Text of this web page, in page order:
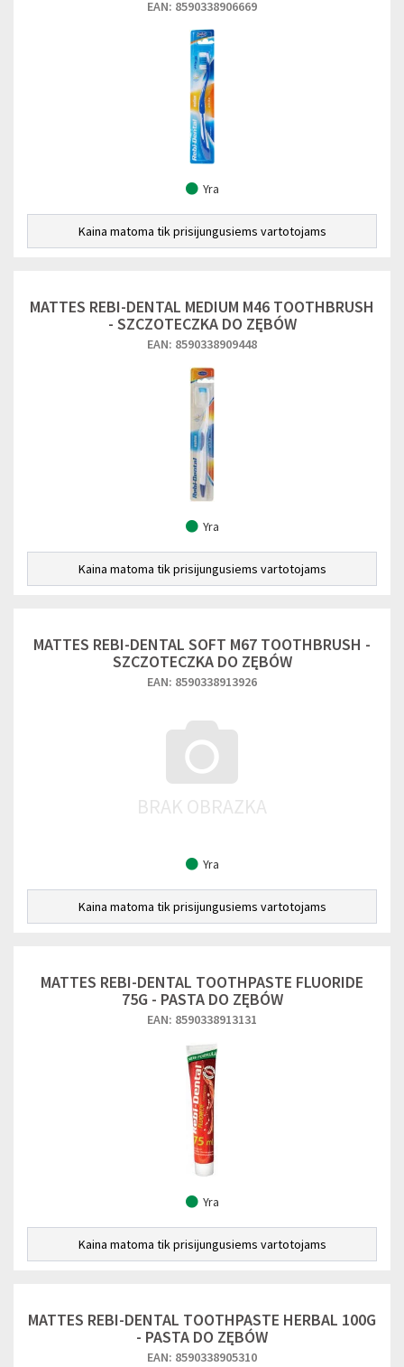
EAN: 8590338906669
Yra
Kaina matoma tik prisijungusiems vartotojams
MATTES REBI-DENTAL MEDIUM M46 TOOTHBRUSH
- SZCZOTECZKA DO ZĘBÓW
EAN: 8590338909448
Yra
Kaina matoma tik prisijungusiems vartotojams
MATTES REBI-DENTAL SOFT M67 TOOTHBRUSH -
SZCZOTECZKA DO ZĘBÓW
EAN: 8590338913926
Yra
Kaina matoma tik prisijungusiems vartotojams
MATTES REBI-DENTAL TOOTHPASTE FLUORIDE
75G - PASTA DO ZĘBÓW
EAN: 8590338913131
Yra
Kaina matoma tik prisijungusiems vartotojams
MATTES REBI-DENTAL TOOTHPASTE HERBAL 100G
- PASTA DO ZĘBÓW
EAN: 8590338905310